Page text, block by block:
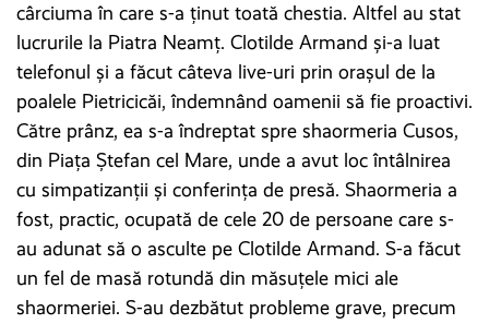
cârciuma în care s-a ținut toată chestia. Altfel au stat
lucrurile la Piatra Neamț. Clotilde Armand și-a luat
telefonul și a făcut câteva live-uri prin orașul de la
poalele Pietricicăi, îndemnând oamenii să fie proactivi.
Către prânz, ea s-a îndreptat spre shaormeria Cusos,
din Piața Ștefan cel Mare, unde a avut loc întâlnirea
cu simpatizanții și conferința de presă. Shaormeria a
fost, practic, ocupată de cele 20 de persoane care s-
au adunat să o asculte pe Clotilde Armand. S-a făcut
un fel de masă rotundă din măsuțele mici ale
shaormeriei. S-au dezbătut probleme grave, precum